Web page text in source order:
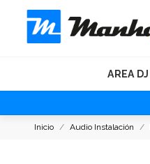
AREA DJ
Inicio Audio Instalación